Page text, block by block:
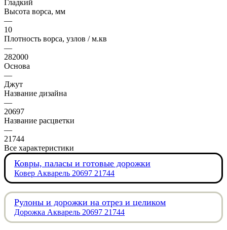
Гладкий
Высота ворса, мм
—
10
Плотность ворса, узлов / м.кв
—
282000
Основа
—
Джут
Название дизайна
—
20697
Название расцветки
—
21744
Все характеристики
Ковры, паласы и готовые дорожки
Ковер Акварель 20697 21744
Рулоны и дорожки на отрез и целиком
Дорожка Акварель 20697 21744